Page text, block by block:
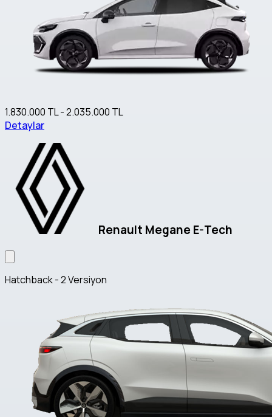
1.830.000 TL - 2.035.000 TL
Detaylar
Renault Megane E-Tech
Hatchback - 2 Versiyon